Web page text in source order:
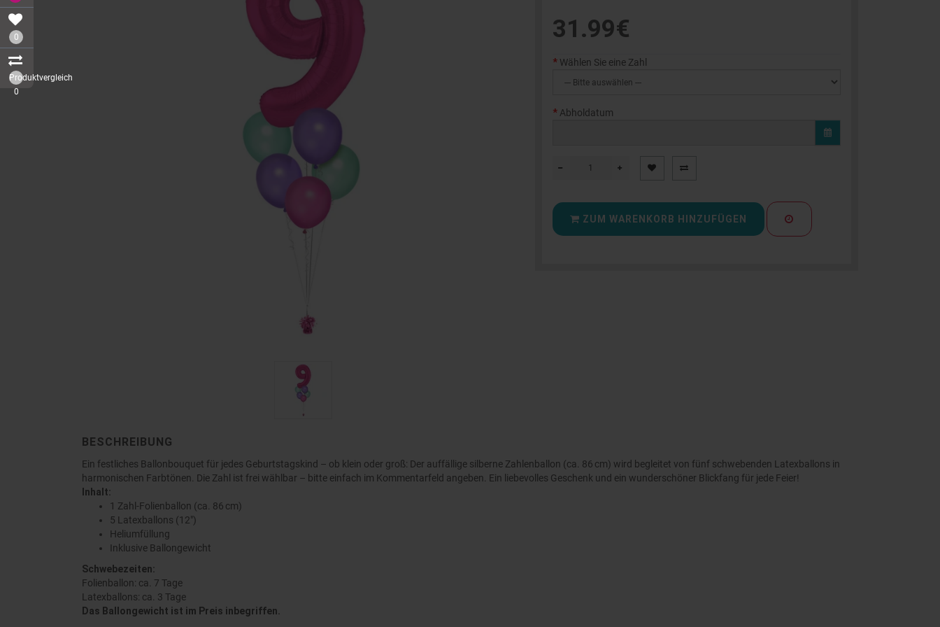
0
Produktvergleich
0
31.99€
Wählen Sie eine Zahl
Abholdatum
ZUM WARENKORB HINZUFÜGEN
BESCHREIBUNG
Ein festliches Ballonbouquet für jedes Geburtstagskind – ob klein oder groß: Der auffällige silberne Zahlenballon (ca. 86 cm) wird begleitet von fünf schwebenden Latexballons in
harmonischen Farbtönen. Die Zahl ist frei wählbar – bitte einfach im Kommentarfeld angeben. Ein liebevolles Geschenk und ein wunderschöner Blickfang für jede Feier!
Inhalt:
1 Zahl-Folienballon (ca. 86 cm)
5 Latexballons (12")
Heliumfüllung
Inklusive Ballongewicht
Schwebezeiten:
Folienballon: ca. 7 Tage
Latexballons: ca. 3 Tage
Das Ballongewicht ist im Preis inbegriffen.